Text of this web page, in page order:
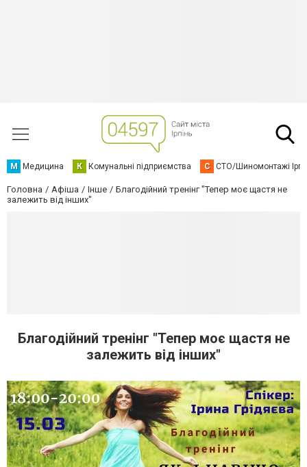
М Медицина К Комунальні підприємства С СТО/Шиномонтажі
Головна Афіша Інше
Благодійний тренінг "Тепер моє щастя не
залежить від інших"
Благодійний тренінг "Тепер моє щастя не
залежить від інших"